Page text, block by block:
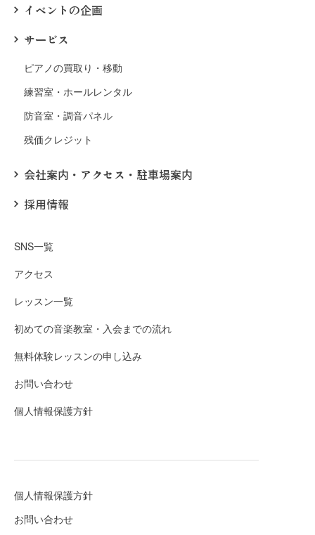
イベントの企画
サービス
ピアノの買取り・移動
練習室・ホールレンタル
防音室・調音パネル
残価クレジット
会社案内・アクセス・駐車場案内
採用情報
SNS一覧
アクセス
レッスン一覧
初めての音楽教室・入会までの流れ
無料体験レッスンの申し込み
お問い合わせ
個人情報保護方針
個人情報保護方針
お問い合わせ